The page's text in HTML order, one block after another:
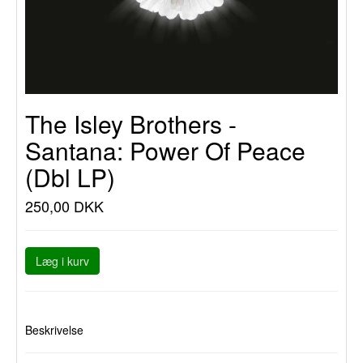
The Isley Brothers -
Santana: Power Of Peace
(Dbl LP)
250,00 DKK
Læg i kurv
Beskrivelse